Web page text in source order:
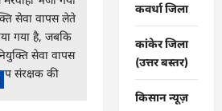
कवर्धा जिला
कांकेर जिला
(उत्तर बस्तर)
किसान न्यूज़